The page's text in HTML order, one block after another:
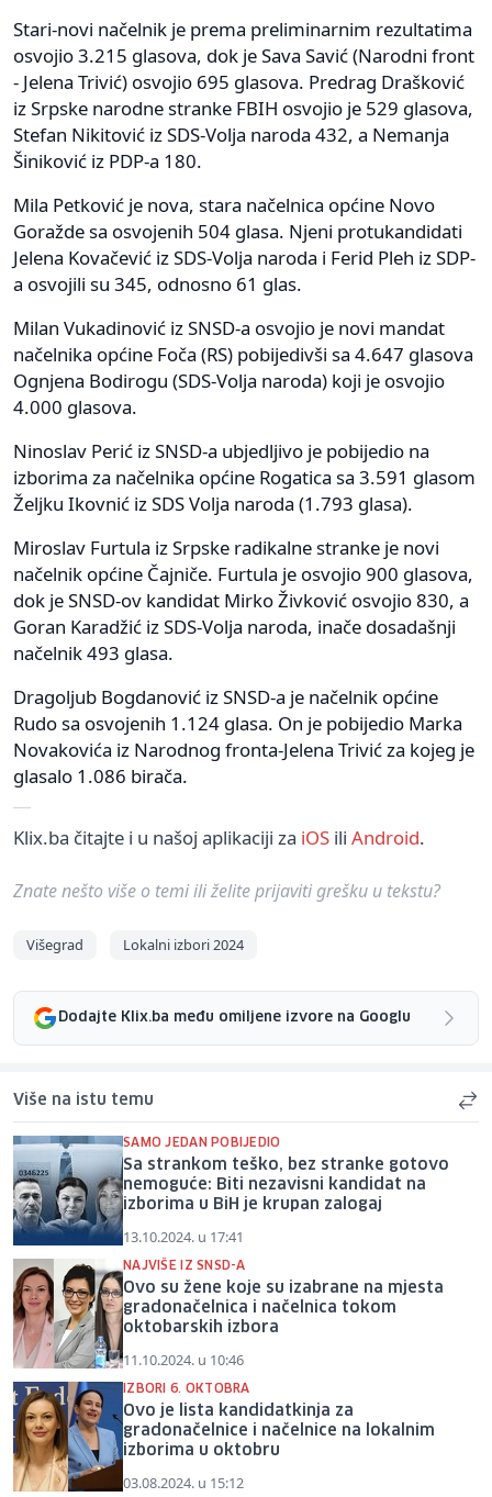
Stari-novi načelnik je prema preliminarnim rezultatima
osvojio 3.215 glasova, dok je Sava Savić (Narodni front
- Jelena Trivić) osvojio 695 glasova. Predrag Drašković
iz Srpske narodne stranke FBIH osvojio je 529 glasova,
Stefan Nikitović iz SDS-Volja naroda 432, a Nemanja
Šiniković iz PDP-a 180.
Mila Petković je nova, stara načelnica općine Novo
Goražde sa osvojenih 504 glasa. Njeni protukandidati
Jelena Kovačević iz SDS-Volja naroda i Ferid Pleh iz SDP-
a osvojili su 345, odnosno 61 glas.
Milan Vukadinović iz SNSD-a osvojio je novi mandat
načelnika općine Foča (RS) pobijedivši sa 4.647 glasova
Ognjena Bodirogu (SDS-Volja naroda) koji je osvojio
4.000 glasova.
Ninoslav Perić iz SNSD-a ubjedljivo je pobijedio na
izborima za načelnika općine Rogatica sa 3.591 glasom
Željku Ikovnić iz SDS Volja naroda (1.793 glasa).
Miroslav Furtula iz Srpske radikalne stranke je novi
načelnik općine Čajniče. Furtula je osvojio 900 glasova,
dok je SNSD-ov kandidat Mirko Živković osvojio 830, a
Goran Karadžić iz SDS-Volja naroda, inače dosadašnji
načelnik 493 glasa.
Dragoljub Bogdanović iz SNSD-a je načelnik općine
Rudo sa osvojenih 1.124 glasa. On je pobijedio Marka
Novakovića iz Narodnog fronta-Jelena Trivić za kojeg je
glasalo 1.086 birača.
Klix.ba čitajte i u našoj aplikaciji za iOS ili Android.
Znate nešto više o temi ili želite prijaviti grešku u tekstu?
Višegrad Lokalni izbori 2024
Dodajte Klix.ba među omiljene izvore na Googlu
Više na istu temu
SAMO JEDAN POBIJEDIO
Sa strankom teško, bez stranke gotovo
nemoguće: Biti nezavisni kandidat na
izborima u BiH je krupan zalogaj
13.10.2024. u 17:41
NAJVIŠE IZ SNSD-A
Ovo su žene koje su izabrane na mjesta
gradonačelnica i načelnica tokom
oktobarskih izbora
11.10.2024. u 10:46
IZBORI 6. OKTOBRA
Ovo je lista kandidatkinja za
gradonačelnice i načelnice na lokalnim
izborima u oktobru
03.08.2024. u 15:12